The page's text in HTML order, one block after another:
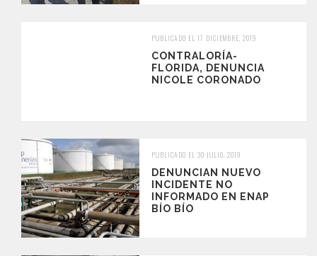
PUBLICADO EL 17 DICIEMBRE, 2019
CONTRALORÍA-
FLORIDA, DENUNCIA
NICOLE CORONADO
PUBLICADO EL 30 JULIO, 2019
DENUNCIAN NUEVO
INCIDENTE NO
INFORMADO EN ENAP
BÍO BÍO